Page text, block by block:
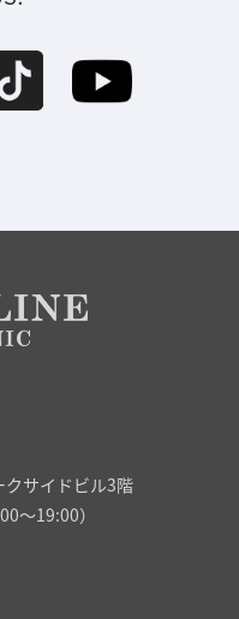
サイドビル3階
～19:00）